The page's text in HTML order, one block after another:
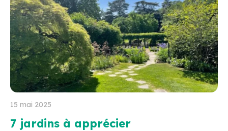
15 mai 2025
7 jardins à apprécier